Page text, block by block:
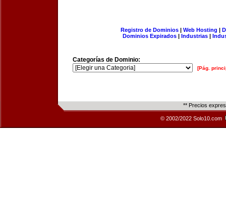
Registro de Dominios| Web Hosting |
Dominios Expirados | Industrias |
Categorías de Dominio:
[Pág.
** Precios
© 2002/2022 Solo10.com